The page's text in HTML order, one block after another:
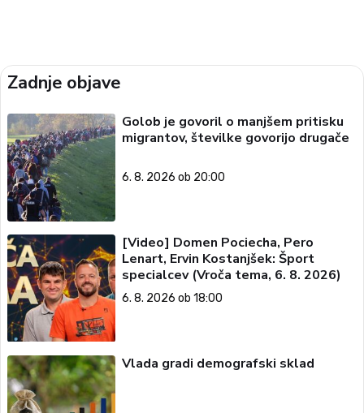
Zadnje objave
Golob je govoril o manjšem pritisku
migrantov, številke govorijo drugače
6. 8. 2026 ob 20:00
[Video] Domen Pociecha, Pero
Lenart, Ervin Kostanjšek: Šport
specialcev (Vroča tema, 6. 8. 2026)
6. 8. 2026 ob 18:00
Vlada gradi demografski sklad